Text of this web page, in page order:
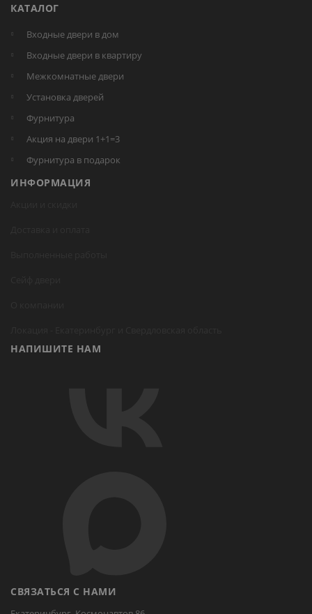
КАТАЛОГ
Входные двери в дом
Входные двери в квартиру
Межкомнатные двери
Установка дверей
Фурнитура
Акция на двери 1+1=3
Фурнитура в подарок
ИНФОРМАЦИЯ
НАПИШИТЕ НАМ
СВЯЗАТЬСЯ С НАМИ